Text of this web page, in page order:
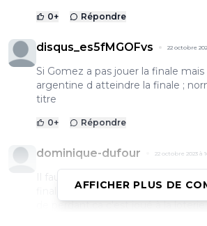
0+ Répondre
disqus_es5fMGOFvs 22 octobre
Si Gomez a pas jouer la finale
argentine d atteindre la finale ;
titre
0+ Répondre
dominique-dufour 22 octobre 2023 à
finale,la en l'occurance match nul
de perdant,ça c'est joué à la loterie
AFFICHER PLUS DE